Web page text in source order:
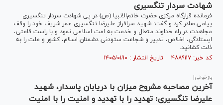
شهادت سردار تنگسیری
فرمانده قرارگاه مرکزی حضرت خاتم‌الانبیا (ص) در پی شهادت سردار تنگسیری
پیامی صادر کرد و گفت: شهید سرافراز علیرضا تنگسیری عمر شریف خود را وقف
مجاهدت در راه خداوند متعال و خدمت به امت اسلامی نمود و با راست قامتی،
ایستادگی، اخلاص، تدبیر و شجاعت ستودنی دشمنان اسلام، کشور و ملت را به
ذلت کشانید.
کد خبر: ۴۸۸۹۱۱۷ تاریخ انتشار : ۱۴۰۵/۰۱/۱۰
بازخوانی|
آخرین مصاحبه مشروح میزان با دریابان پاسدار، شهید
علیرضا تنگسیری: تهدید را با تهدید و امنیت را با امنیت